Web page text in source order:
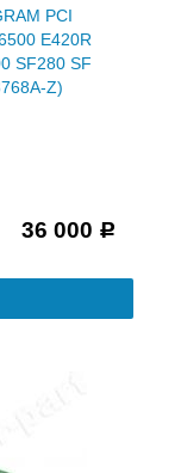
PCI
E420R
SF280 SF
Z)
36 000 Р